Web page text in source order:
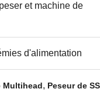
et machine de
d'alimentation
Multihead, Peseur de